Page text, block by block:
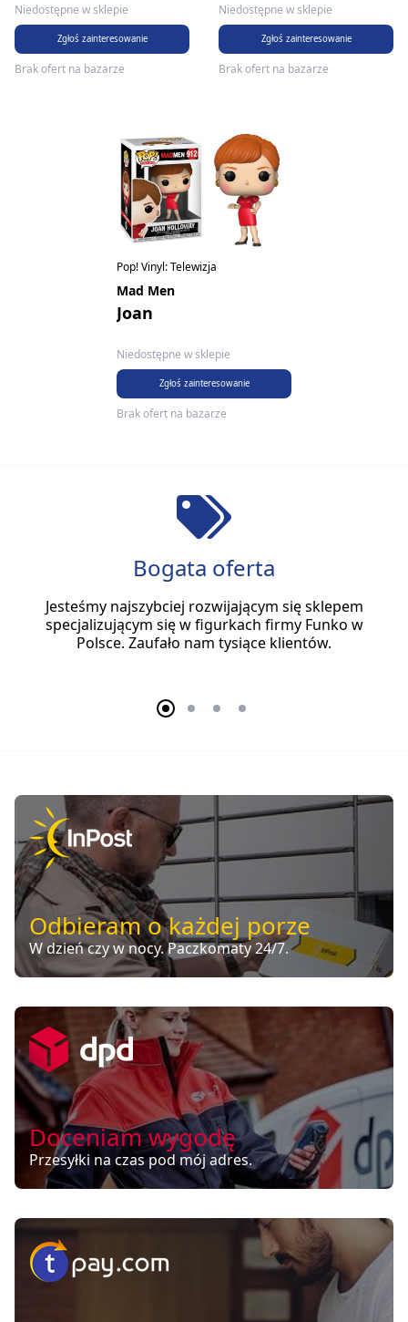
Niedostępne w sklepie
Zgłoś zainteresowanie
Brak ofert na bazarze
Niedostępne w sklepie
Zgłoś zainteresowanie
Brak ofert na bazarze
Pop! Vinyl: Telewizja
Mad Men
Joan
Niedostępne w sklepie
Zgłoś zainteresowanie
Brak ofert na bazarze
Bogata oferta
Jesteśmy najszybciej rozwijającym się sklepem
specjalizującym się w figurkach firmy Funko w
Polsce. Zaufało nam tysiące klientów.
Odbieram o każdej porze
W dzień czy w nocy. Paczkomaty 24/7.
Doceniam wygodę
Przesyłki na czas pod mój adres.